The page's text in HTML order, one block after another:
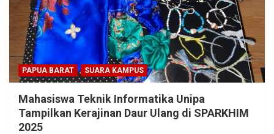
PAPUA BARAT SUARA KAMPUS
Mahasiswa Teknik Informatika Unipa
Tampilkan Kerajinan Daur Ulang di SPARKHIM
2025